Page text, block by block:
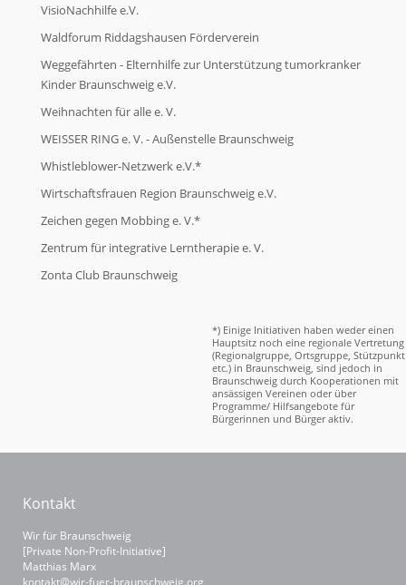
VisioNachhilfe e.V.
Waldforum Riddagshausen Förderverein
Weggefährten - Elternhilfe zur Unterstützung tumorkranker
Kinder Braunschweig e.V.
Weihnachten für alle e. V.
WEISSER RING e. V. - Außenstelle Braunschweig
Whistleblower-Netzwerk e.V.*
Wirtschaftsfrauen Region Braunschweig e.V.
Zeichen gegen Mobbing e. V.*
Zentrum für integrative Lerntherapie e. V.
Zonta Club Braunschweig
*) Einige Initiativen haben weder einen
Hauptsitz noch eine regionale Vertretung
(Regionalgruppe, Ortsgruppe, Stützpunkt
etc.) in Braunschweig, sind jedoch in
Braunschweig durch Kooperationen mit
ansässigen Vereinen oder über
Programme/ Hilfsangebote für
Bürgerinnen und Bürger aktiv.
Kontakt
Wir für Braunschweig
[Private Non-Profit-Initiative]
Matthias Marx